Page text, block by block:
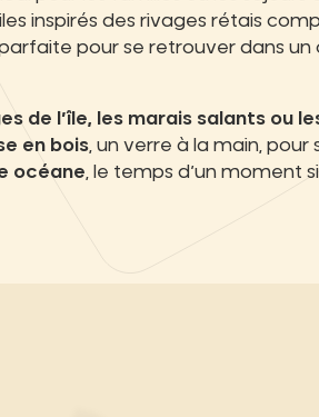
inspirés des rivages rétais
pour se retrouver dans un
de l’île, les marais salants ou
en bois , un verre à la main, pour
océane , le temps d’un moment